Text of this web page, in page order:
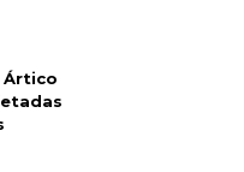
Ártico